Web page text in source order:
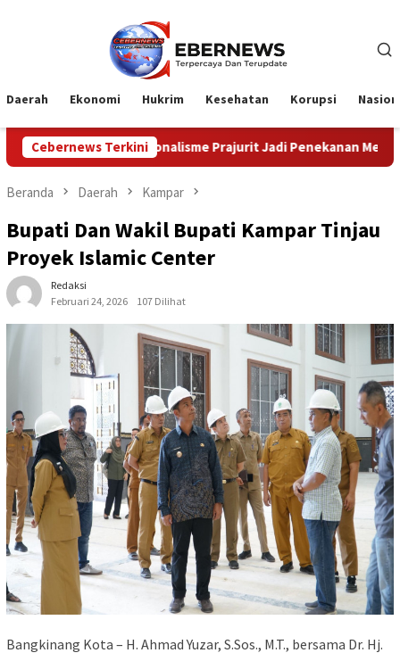
Daerah Ekonomi Hukrim Kesehatan Korupsi
Cebernews Terkini
Prajurit Jadi Penekanan Menhan RI Saat Kunjungi
Beranda Daerah Kampar
Bupati Dan Wakil Bupati Kampar Tinjau
Proyek Islamic Center
Redaksi
Februari 24, 2026
107 Dilihat
Bangkinang Kota – H. Ahmad Yuzar, S.Sos., M.T., bersama Dr. Hj.